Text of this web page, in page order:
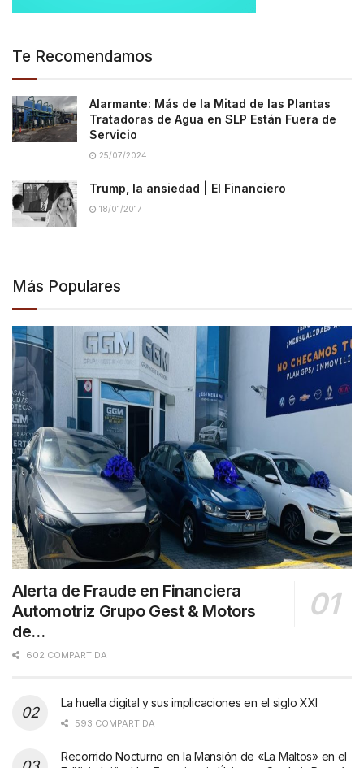
Te Recomendamos
Alarmante: Más de la Mitad de las Plantas
Tratadoras de Agua en SLP Están Fuera de
Servicio
25/07/2024
Trump, la ansiedad | El Financiero
18/01/2017
Más Populares
Alerta de Fraude en Financiera
Automotriz Grupo Gest & Motors
de…
602 COMPARTIDA
La huella digital y sus implicaciones en el siglo XXI
593 COMPARTIDA
Recorrido Nocturno en la Mansión de «La Maltos» en el